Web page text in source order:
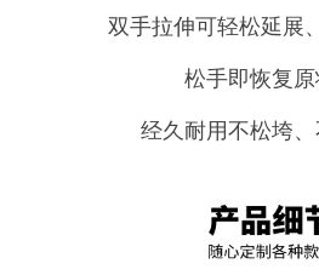
双手拉伸可轻松延展
松手即恢复原
经久耐用不松垮、